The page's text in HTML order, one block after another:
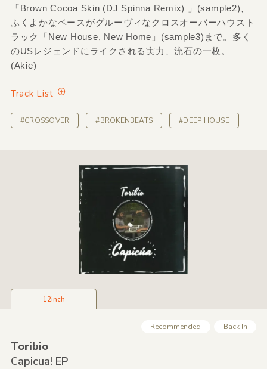
「Brown Cocoa Skin (DJ Spinna Remix) 」(sample2)、
ふくよかなベースがグルーヴィなクロスオーバーハウスト
ラック「New House, New Home」(sample3)まで。多く
のUSレジェンドにライクされる実力、流石の一枚。
(Akie)
Track List
#CROSSOVER #BROKENBEATS #DEEP HOUSE
12inch
Recommended Back In
Toribio
Capicua! EP